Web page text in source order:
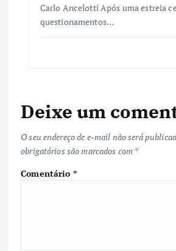
Carlo Ancelotti Após uma estreia
questionamentos…
Deixe um
O seu endereço de e-mail não será
obrigatórios são marcados com *
Comentário *